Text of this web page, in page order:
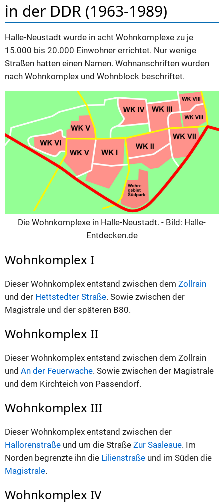
in der DDR (1963-1989)
Halle-Neustadt wurde in acht Wohnkomplexe zu je
15.000 bis 20.000 Einwohner errichtet. Nur wenige
Straßen hatten einen Namen. Wohnanschriften wurden
nach Wohnkomplex und Wohnblock beschriftet.
Die Wohnkomplexe in Halle-Neustadt. - Bild: Halle-
Entdecken.de
Wohnkomplex I
Dieser Wohnkomplex entstand zwischen dem Zollrain
und der Hettstedter Straße. Sowie zwischen der
Magistrale und der späteren B80.
Wohnkomplex II
Dieser Wohnkomplex entstand zwischen dem Zollrain
und An der Feuerwache. Sowie zwischen der Magistrale
und dem Kirchteich von Passendorf.
Wohnkomplex III
Dieser Wohnkomplex entstand zwischen der
Hallorenstraße und um die Straße Zur Saaleaue. Im
Norden begrenzte ihn die Lilienstraße und im Süden die
Magistrale.
Wohnkomplex IV